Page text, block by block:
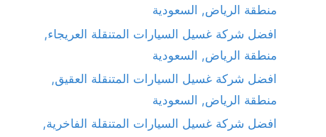
منطقة الرياض, السعودية
افضل شركة غسيل السيارات المتنقلة العريجاء,
منطقة الرياض, السعودية
افضل شركة غسيل السيارات المتنقلة العقيق,
منطقة الرياض, السعودية
افضل شركة غسيل السيارات المتنقلة الفاخرية,